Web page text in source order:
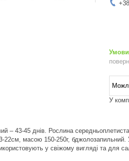
У
– 43-45 днів. Рослина
масою 150-250г, бджолозапильний.
у свіжому вигляді та для